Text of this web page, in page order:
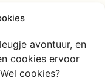
avontuur, en
cookies ervoor
cookies?
in